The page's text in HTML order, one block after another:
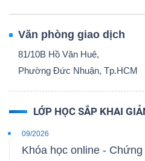
Văn phòng giao dịch
81/10B Hồ Văn Huê,
Phường Đức Nhuận, Tp.HCM
LỚP HỌC SẮP KHAI
09/2026
Khóa học online -